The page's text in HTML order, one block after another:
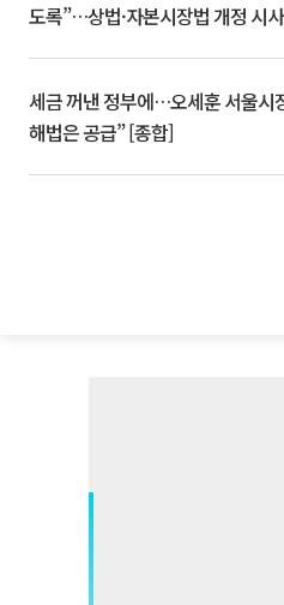
도록”…상법·자본시장법 개정 시사
세금 꺼낸 정부에…오세훈 서울시
해법은 공급” [종합]